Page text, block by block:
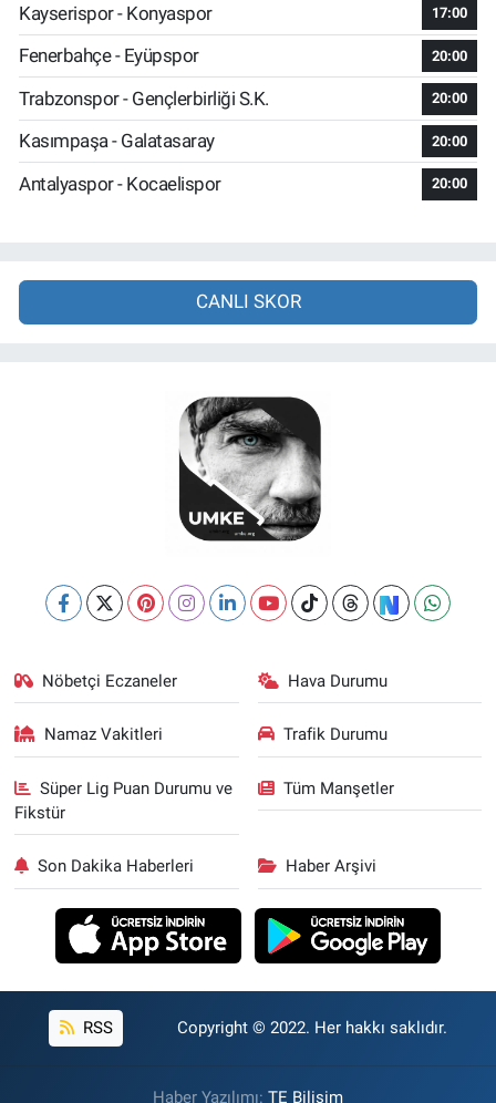
Kayserispor - Konyaspor
17:00
Fenerbahçe - Eyüpspor 20:00
Trabzonspor - Gençlerbirliği S.K. 20:00
Kasımpaşa - Galatasaray 20:00
Antalyaspor - Kocaelispor 20:00
CANLI SKOR
Nöbetçi Eczaneler Hava Durumu
Namaz Vakitleri Trafik Durumu
Süper Lig Puan Durumu ve
Fikstür
Tüm Manşetler
Son Dakika Haberleri Haber Arşivi
RSS Copyright © 2022. Her hakkı saklıdır.
Haber Yazılımı: TE Bilişim